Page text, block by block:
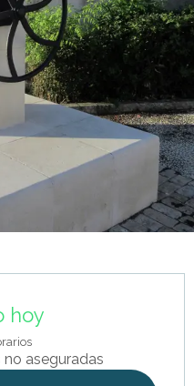
hoy
aseguradas